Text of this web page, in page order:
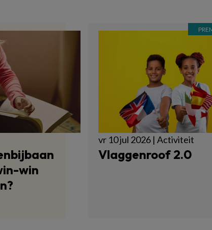
win
vr 10 jul 2026 | Activiteit
Vlaggenroof 2.0